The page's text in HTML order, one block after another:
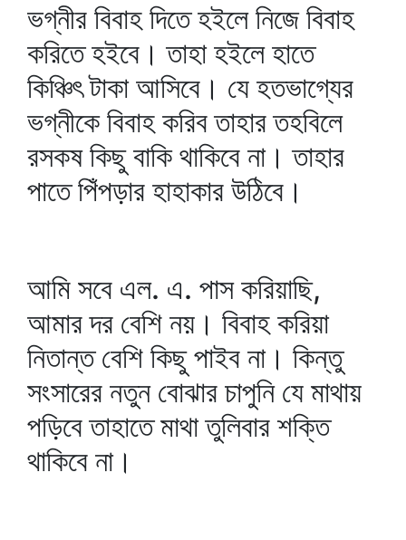
ভগ্নীর বিবাহ দিতে হইলে নিজে বিবাহ
করিতে হইবে। তাহা হইলে হাতে
কিঞ্চিৎ টাকা আসিবে। যে হতভাগ্যের
ভগ্নীকে বিবাহ করিব তাহার তহবিলে
রসকষ কিছু বাকি থাকিবে না। তাহার
পাতে পিঁপড়ার হাহাকার উঠিবে।
আমি সবে এল. এ. পাস করিয়াছি,
আমার দর বেশি নয়। বিবাহ করিয়া
নিতান্ত বেশি কিছু পাইব না। কিন্তু
সংসারের নতুন বোঝার চাপুনি যে মাথায়
পড়িবে তাহাতে মাথা তুলিবার শক্তি
থাকিবে না।